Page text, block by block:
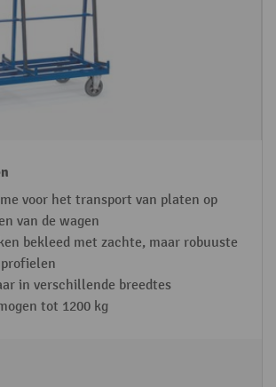
voor het transport van platen op
van de wagen
bekleed met zachte, maar robuuste
in verschillende breedtes
tot 1200 kg